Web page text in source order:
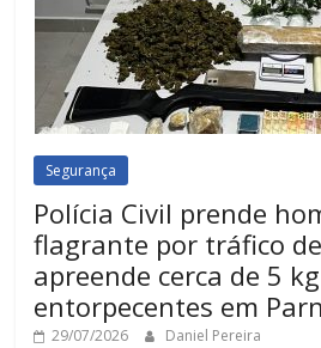
Segurança
Polícia Civil prende
flagrante por tráfico
apreende cerca de 5
entorpecentes em
29/07/2026 Daniel Pereira